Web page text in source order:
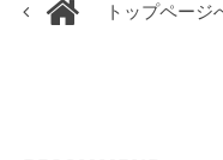
トップページ